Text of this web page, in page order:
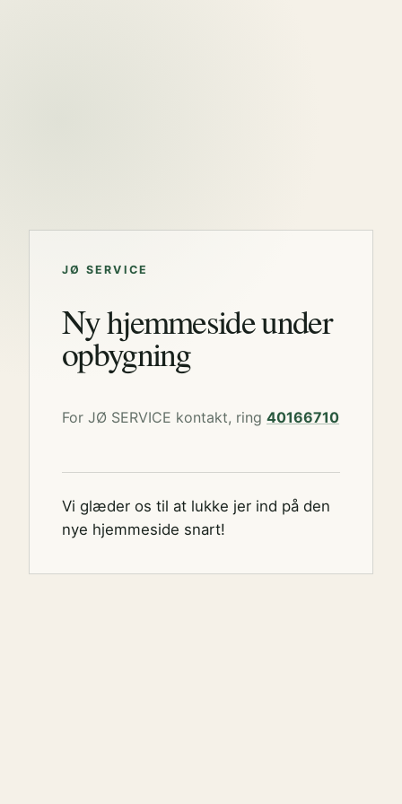
JØ SERVICE
Ny hjemmeside under
opbygning
For JØ SERVICE kontakt, ring 40166710
Vi glæder os til at lukke jer ind på den
nye hjemmeside snart!